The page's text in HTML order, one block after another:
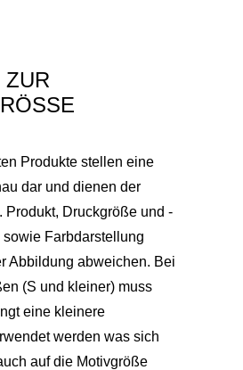
ZUR
Produkte stellen eine
dar und dienen der
Produkt, Druckgröße und -
Farbdarstellung
Abbildung abweichen. Bei
(S und kleiner) muss
eine kleinere
werden was sich
auf die Motivgröße